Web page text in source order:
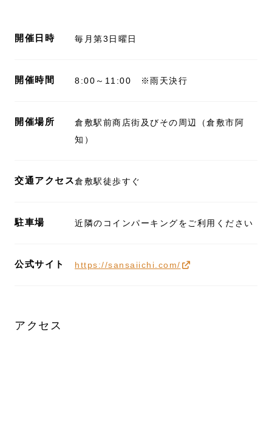
開催日時 毎月第3日曜日
開催時間 8:00～11:00 ※雨天決行
開催場所
倉敷駅前商店街及びその周辺（倉敷市阿
知）
交通アクセス倉敷駅徒歩すぐ
駐車場 近隣のコインパーキングをご利用ください
公式サイト https://sansaiichi.com/
アクセス